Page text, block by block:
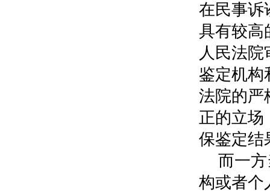
在民事诉
具有较高
人民法
鉴定机构
法院的严
正的立场
保鉴定结
而一
构或者个